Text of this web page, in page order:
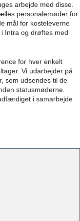
arbejde med disse.
personalemøder for
mål for kosteleverne
Intra og drøftes med
for hver enkelt
Vi udarbejder på
som udsendes til de
statusmøderne.
i samarbejde